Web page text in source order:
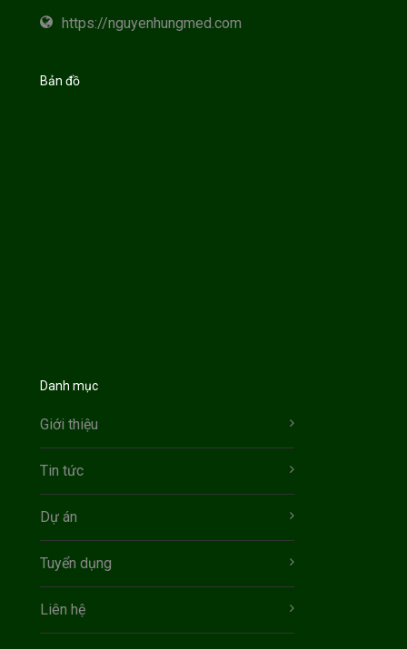
https://nguyenhungmed.com
Bản đồ
Danh mục
Giới thiệu
Tin tức
Dự án
Tuyển dụng
Liên hệ